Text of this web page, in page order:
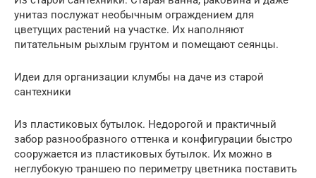
унитаз послужат необычным ограждением для
цветущих растений на участке. Их наполняют
питательным рыхлым грунтом и помещают сеянцы.
Идеи для организации клумбы на даче из старой
сантехники
Из пластиковых бутылок. Недорогой и практичный
забор разнообразного оттенка и конфигурации быстро
сооружается из пластиковых бутылок. Их можно в
неглубокую траншею по периметру цветника поставить